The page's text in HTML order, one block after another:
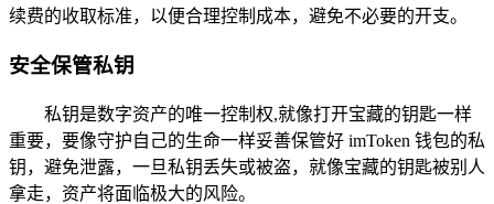
续费的收取标准，以便合理控制成本，避免不必要的开支。
安全保管私钥
私钥是数字资产的唯一控制权,就像打开宝藏的钥匙一样
重要，要像守护自己的生命一样妥善保管好 imToken 钱包的私
钥，避免泄露，一旦私钥丢失或被盗，就像宝藏的钥匙被别人
拿走，资产将面临极大的风险。